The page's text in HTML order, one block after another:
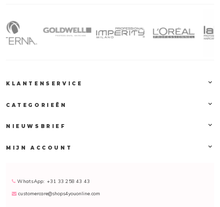
KLANTENSERVICE
CATEGORIEËN
NIEUWSBRIEF
MIJN ACCOUNT
WhatsApp: +31 33 258 43 43
customercare@shops4youonline.com